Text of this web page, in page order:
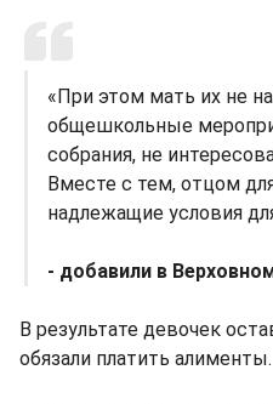
«При этом мать их не
общешкольные
собрания, не
Вместе с тем, отцом
надлежащие условия
- добавили в
В результате девочек
обязали платить алименты.